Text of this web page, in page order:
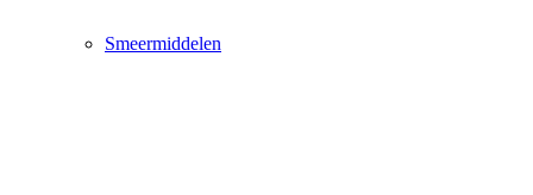
Smeermiddelen